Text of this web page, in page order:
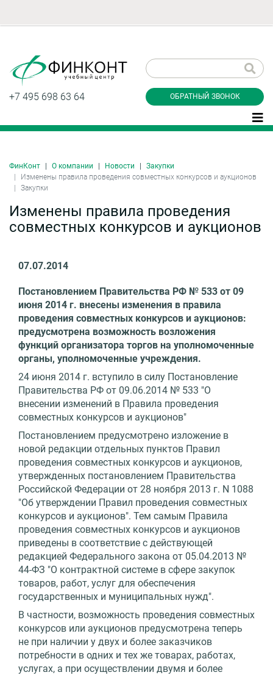
+7 495 698 63 64 ОБРАТНЫЙ ЗВОНОК
ФинКонт О компании Новости
Закупки
Изменены правила проведения совместных конкурсов и аукционов
Закупки
Изменены правила проведения
совместных конкурсов и аукционов
07.07.2014
Постановлением Правительства РФ № 533 от 09
июня 2014 г. внесены изменения в правила
проведения совместных конкурсов и аукционов:
предусмотрена возможность возложения
функций организатора торгов на уполномоченные
органы, уполномоченные учреждения.
24 июня 2014 г. вступило в силу Постановление
Правительства РФ от 09.06.2014 № 533 "О
внесении изменений в Правила проведения
совместных конкурсов и аукционов"
Постановлением предусмотрено изложение в
новой редакции отдельных пунктов Правил
проведения совместных конкурсов и аукционов,
утвержденных постановлением Правительства
Российской Федерации от 28 ноября 2013 г. N 1088
"Об утверждении Правил проведения совместных
конкурсов и аукционов". Тем самым Правила
проведения совместных конкурсов и аукционов
приведены в соответствие с действующей
редакцией Федерального закона от 05.04.2013 №
44-ФЗ "О контрактной системе в сфере закупок
товаров, работ, услуг для обеспечения
государственных и муниципальных нужд".
В частности, возможность проведения совместных
конкурсов или аукционов предусмотрена теперь
не при наличии у двух и более заказчиков
потребности в одних и тех же товарах, работах,
услугах, а при осуществлении двумя и более
звонок
Даю согласие на обработку персональных
данные и соглашаюсь с политикой